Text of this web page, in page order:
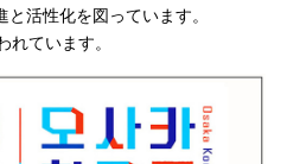
活性化を図っています。
ています。